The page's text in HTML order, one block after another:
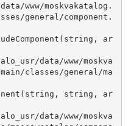
www/moskvakatalog.
general/component.
ar
classes/general/ma
string, ar